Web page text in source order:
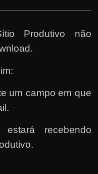
Produtivo não
um campo em que
recebendo